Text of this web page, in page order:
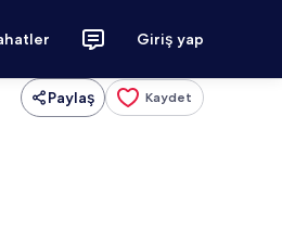
Giriş yap
Paylaş Kaydet